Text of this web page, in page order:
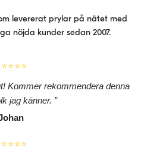
levererat prylar på nätet med
nöjda kunder sedan 2007.
Kommer rekommendera denna
jag känner.